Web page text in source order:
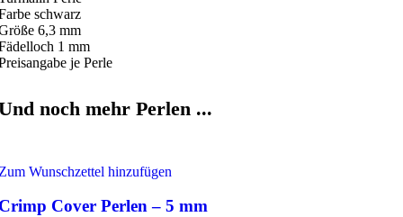
schwarz
6,3 mm
1 mm
je Perle
noch mehr Perlen ...
Wunschzettel hinzufügen
Cover Perlen – 5 mm